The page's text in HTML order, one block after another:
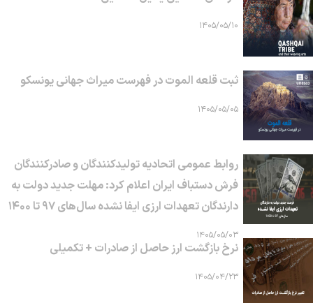
۱۴۰۵/۰۵/۱۰
ثبت قلعه الموت در فهرست میراث جهانی یونسکو
۱۴۰۵/۰۵/۰۵
روابط عمومی اتحادیه تولیدکنندگان و صادرکنندگان
فرش دستباف ایران اعلام کرد: مهلت جدید دولت به
دارندگان تعهدات ارزی ایفا نشده سال‌های ۹۷ تا ۱۴۰۰
۱۴۰۵/۰۵/۰۳
نرخ بازگشت ارز حاصل از صادرات + تکمیلی
۱۴۰۵/۰۴/۲۳